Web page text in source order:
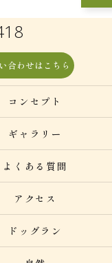
合わせはこちら
コンセプト
ギャラリー
よくある質問
アクセス
ドッグラン